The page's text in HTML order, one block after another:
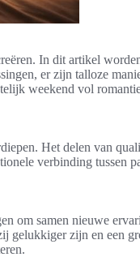
In dit artikel
er zijn talloze
weekend vol
Het delen van
verbinding tussen
om samen nieuwe
gelukkiger zijn en een